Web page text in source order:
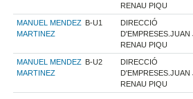
RENAU PIQU
MANUEL MENDEZ
MARTINEZ
B-U1
DIRECCIÓ
D'EMPRESES.JUAN
RENAU PIQU
MANUEL MENDEZ
MARTINEZ
B-U2
DIRECCIÓ
D'EMPRESES.JUAN
RENAU PIQU